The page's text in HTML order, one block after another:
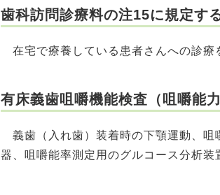
歯科訪問診療料の注15に規定す
在宅で療養している患者さんへの診療
有床義歯咀嚼機能検査（咀嚼能力
義歯（入れ歯）装着時の下顎運動、咀
器、咀嚼能率測定用のグルコース分析装